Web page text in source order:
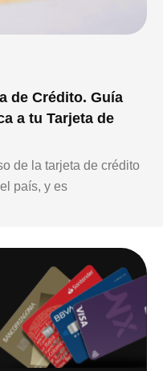
de Crédito. Guía
a tu Tarjeta de
de la tarjeta de crédito
país, y es